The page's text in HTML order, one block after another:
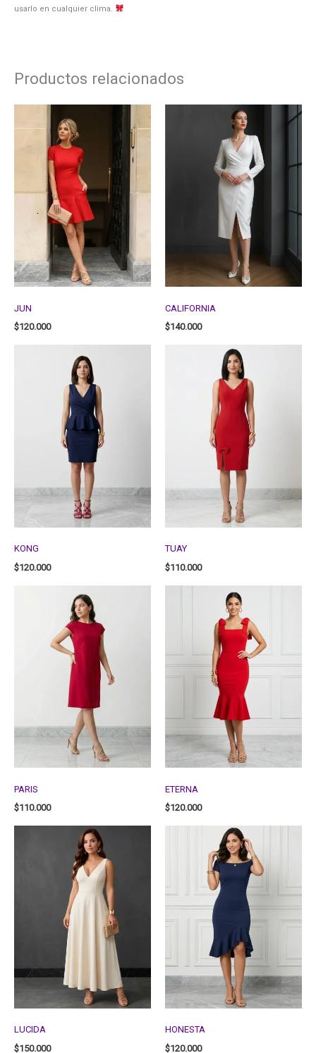
usarlo en cualquier clima.
Productos relacionados
JUN
$120.000
CALIFORNIA
$140.000
KONG
$120.000
TUAY
$110.000
PARIS
$110.000
ETERNA
$120.000
LUCIDA
$150.000
HONESTA
$120.000